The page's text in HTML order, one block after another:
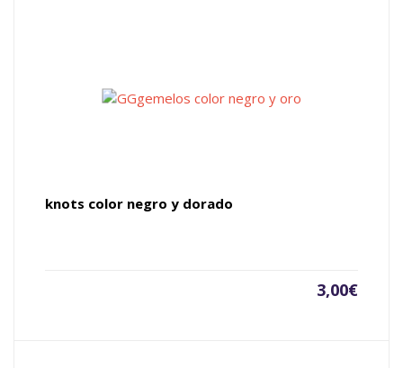
knots color negro y dorado
3,00€